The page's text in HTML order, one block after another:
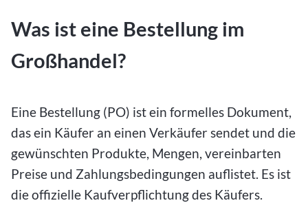
Was ist eine Bestellung im
Großhandel?
Eine Bestellung (PO) ist ein formelles Dokument,
das ein Käufer an einen Verkäufer sendet und die
gewünschten Produkte, Mengen, vereinbarten
Preise und Zahlungsbedingungen auflistet. Es ist
die offizielle Kaufverpflichtung des Käufers.